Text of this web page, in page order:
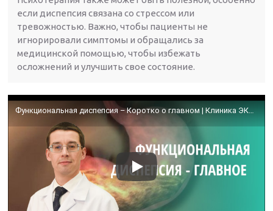
если диспепсия связана со стрессом или
тревожностью. Важно, чтобы пациенты не
игнорировали симптомы и обращались за
медицинской помощью, чтобы избежать
осложнений и улучшить свое состояние.